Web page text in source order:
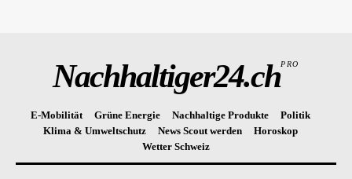
Nachhaltiger24.chPRO
E-Mobilität Grüne Energie Nachhaltige Produkte
Politik
Klima & Umweltschutz
News Scout werden
Horoskop
Wetter Schweiz